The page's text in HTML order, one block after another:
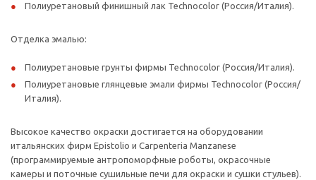
Полиуретановый финишный лак Technocolor (Россия/Италия).
Отделка эмалью:
Полиуретановые грунты фирмы Technocolor (Россия/Италия).
Полиуретановые глянцевые эмали фирмы Technocolor (Россия/
Италия).
Высокое качество окраски достигается на оборудовании
итальянских фирм Epistolio и Carpenteria Manzanese
(программируемые антропоморфные роботы, окрасочные
камеры и поточные сушильные печи для окраски и сушки стульев).